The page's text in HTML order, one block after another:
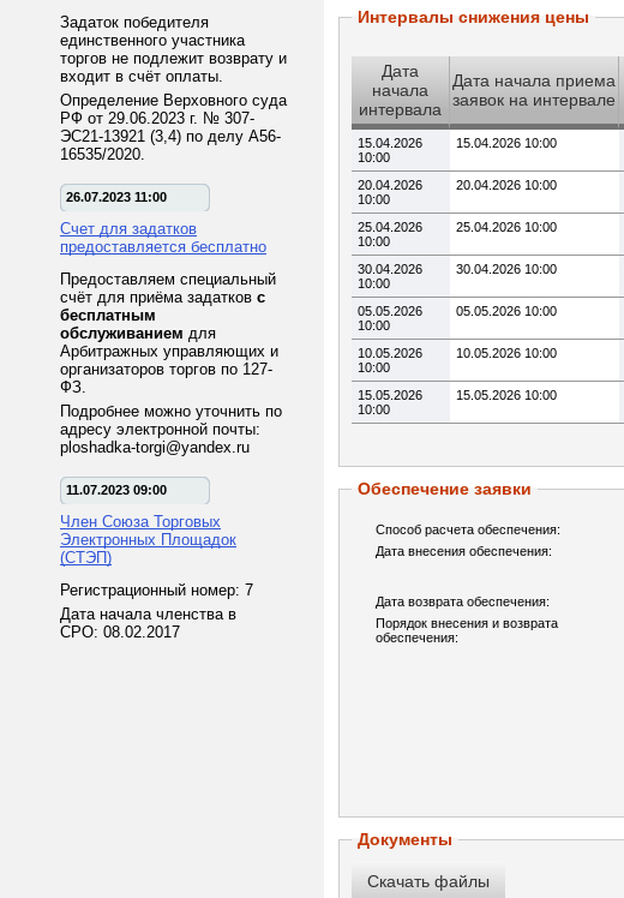
Задаток победителя
единственного участника
торгов не подлежит возврату и
входит в счёт оплаты.
Определение Верховного суда
РФ от 29.06.2023 г. № 307-
ЭС21-13921 (3,4) по делу А56-
16535/2020.
26.07.2023 11:00
Счет для задатков
предоставляется бесплатно
Предоставляем специальный
счёт для приёма задатков с
бесплатным
обслуживанием для
Арбитражных управляющих и
организаторов торгов по 127-
ФЗ.
Подробнее можно уточнить по
адресу электронной почты:
ploshadka-torgi@yandex.ru
11.07.2023 09:00
Член Союза Торговых
Электронных Площадок
(СТЭП)
Регистрационный номер: 7
Дата начала членства в
СРО: 08.02.2017
Интервалы снижения цены
Дата
начала
интервала
Дата начала приема
заявок на интервале
15.04.2026
10:00
15.04.2026 10:00
20.04.2026
10:00
20.04.2026 10:00
25.04.2026
10:00
25.04.2026 10:00
30.04.2026
10:00
30.04.2026 10:00
05.05.2026
10:00
05.05.2026 10:00
10.05.2026
10:00
10.05.2026 10:00
15.05.2026
10:00
15.05.2026 10:00
Обеспечение заявки
Способ расчета обеспечения:
Дата внесения обеспечения:
Дата возврата обеспечения:
Порядок внесения и возврата
обеспечения:
Документы